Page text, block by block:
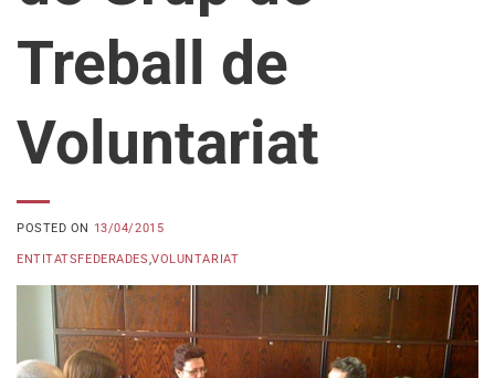
Treball de
Voluntariat
POSTED ON 13/04/2015
ENTITATSFEDERADES,VOLUNTARIAT